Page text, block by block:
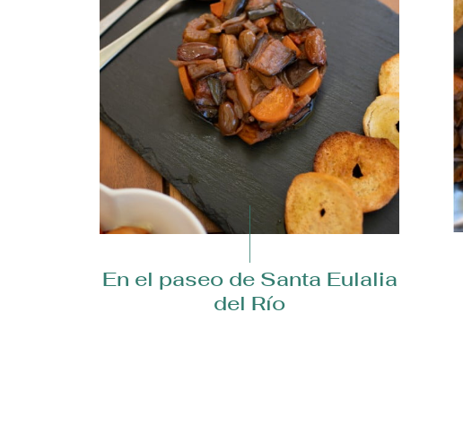
En el paseo de Santa Eulalia
del Río